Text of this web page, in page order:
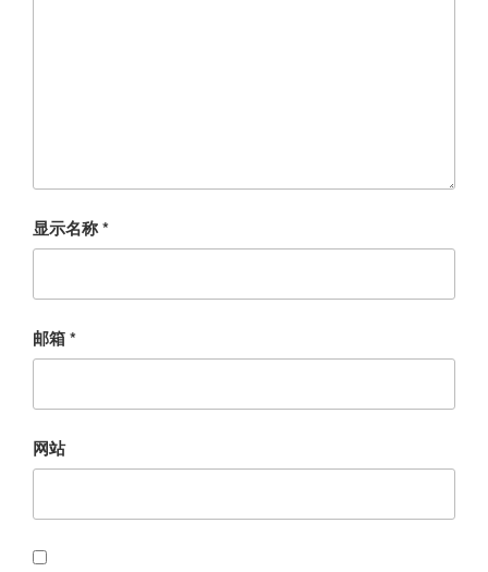
显示名称*
邮箱*
网站